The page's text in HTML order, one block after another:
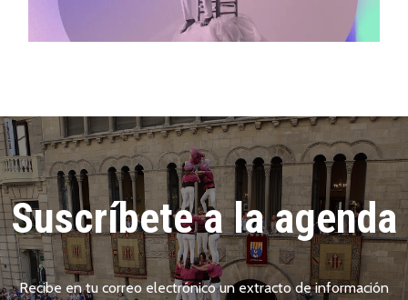
Suscríbete a la agenda
Recibe en tu correo electrónico un extracto de información